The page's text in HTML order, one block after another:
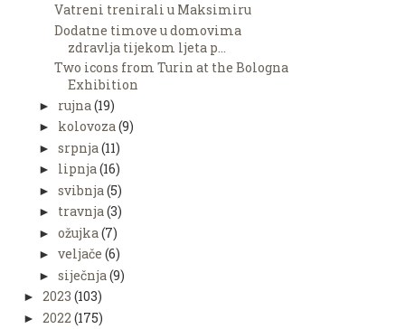
Vatreni trenirali u Maksimiru
Dodatne timove u domovima
zdravlja tijekom ljeta p...
Two icons from Turin at the Bologna
Exhibition
► rujna (19)
► kolovoza(9)
► srpnja (11)
► lipnja(16)
► svibnja (5)
► travnja(3)
► ožujka (7)
► veljače (6)
► siječnja (9)
► 2023 (103)
► 2022 (175)